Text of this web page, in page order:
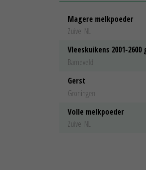
Magere melkpoeder
Zuivel NL
Vleeskuikens 2001-2600
Barneveld
Gerst
Groningen
Volle melkpoeder
Zuivel NL